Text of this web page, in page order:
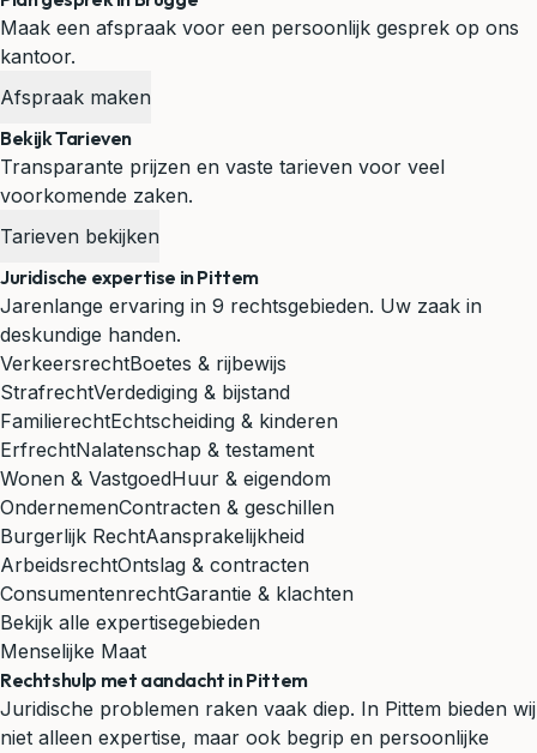
Maak een afspraak voor een persoonlijk gesprek op ons
kantoor.
Afspraak maken
Bekijk Tarieven
Transparante prijzen en vaste tarieven voor veel
voorkomende zaken.
Tarieven bekijken
Juridische expertise in Pittem
Jarenlange ervaring in 9 rechtsgebieden. Uw zaak in
deskundige handen.
VerkeersrechtBoetes & rijbewijs
StrafrechtVerdediging & bijstand
FamilierechtEchtscheiding & kinderen
ErfrechtNalatenschap & testament
Wonen & VastgoedHuur & eigendom
OndernemenContracten & geschillen
Burgerlijk RechtAansprakelijkheid
ArbeidsrechtOntslag & contracten
ConsumentenrechtGarantie & klachten
Bekijk alle expertisegebieden
Menselijke Maat
Rechtshulp met aandacht in Pittem
Juridische problemen raken vaak diep. In Pittem bieden wij
niet alleen expertise, maar ook begrip en persoonlijke